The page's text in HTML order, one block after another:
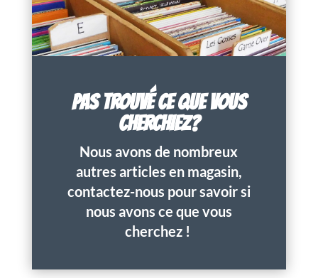
PAS TROUVÉ CE QUE VOUS
CHERCHIEZ?
Nous avons de nombreux
autres articles en magasin,
contactez-nous pour savoir si
nous avons ce que vous
cherchez !